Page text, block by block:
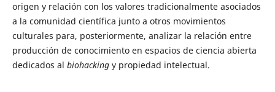
origen y relación con los valores tradicionalmente asociados
a la comunidad científica junto a otros movimientos
culturales para, posteriormente, analizar la relación entre
producción de conocimiento en espacios de ciencia abierta
dedicados al biohackingy propiedad intelectual.